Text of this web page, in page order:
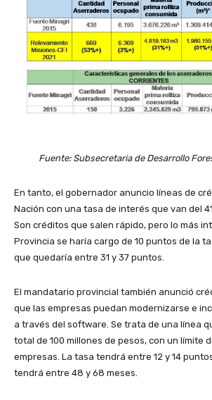
Fuente: Subsecretaria de Desarrollo
En tanto, el gobernador anuncio líneas de
Nación con una tasa de interés que van del
Son créditos que salen rápido, pero lo más
Provincia se haría cargo de 10 puntos de la
que quedaría entre 31 y 37 puntos.
El mandatario provincial también anunció
que las empresas puedan modernizarse e
a través del software. Se trata de una línea
total de 100 millones de pesos, con un límite
empresas. La tasa tendrá entre 12 y 14
tendrá entre 48 y 68 meses.